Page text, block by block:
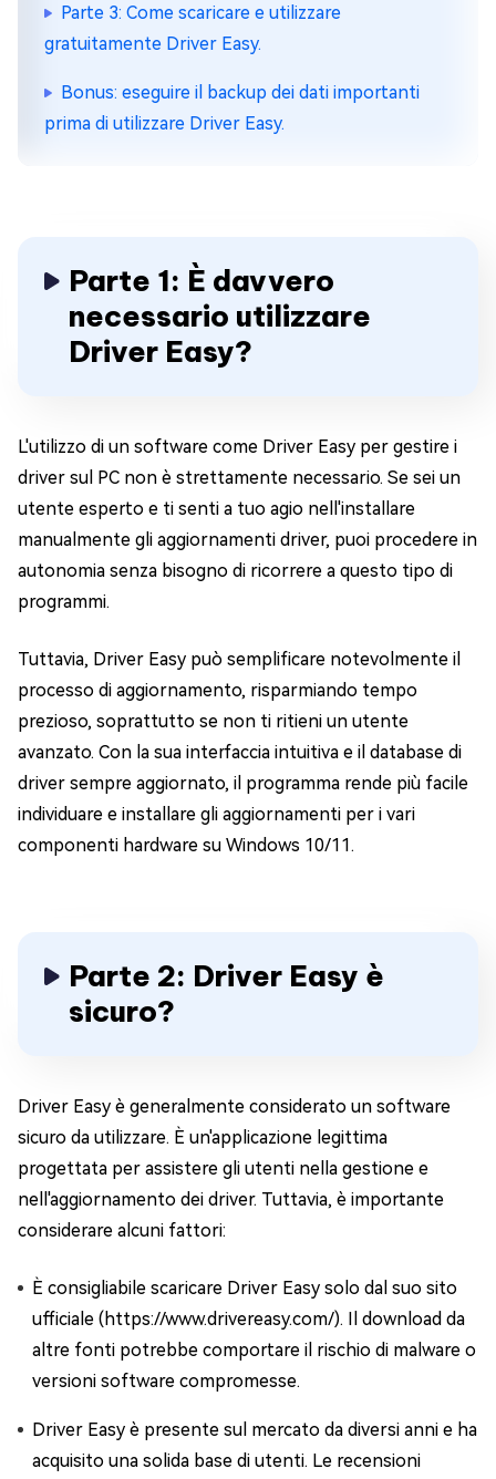
Parte 3: Come scaricare e utilizzare
gratuitamente Driver Easy.
Bonus: eseguire il backup dei dati importanti
prima di utilizzare Driver Easy.
Parte 1: È davvero
necessario utilizzare
Driver Easy?
L'utilizzo di un software come Driver Easy per gestire i
driver sul PC non è strettamente necessario. Se sei un
utente esperto e ti senti a tuo agio nell'installare
manualmente gli aggiornamenti driver, puoi procedere in
autonomia senza bisogno di ricorrere a questo tipo di
programmi.
Tuttavia, Driver Easy può semplificare notevolmente il
processo di aggiornamento, risparmiando tempo
prezioso, soprattutto se non ti ritieni un utente
avanzato. Con la sua interfaccia intuitiva e il database di
driver sempre aggiornato, il programma rende più facile
individuare e installare gli aggiornamenti per i vari
componenti hardware su Windows 10/11.
Parte 2: Driver Easy è
sicuro?
Driver Easy è generalmente considerato un software
sicuro da utilizzare. È un'applicazione legittima
progettata per assistere gli utenti nella gestione e
nell'aggiornamento dei driver. Tuttavia, è importante
considerare alcuni fattori:
È consigliabile scaricare Driver Easy solo dal suo sito
ufficiale (https://www.drivereasy.com/). Il download da
altre fonti potrebbe comportare il rischio di malware o
versioni software compromesse.
Driver Easy è presente sul mercato da diversi anni e ha
acquisito una solida base di utenti. Le recensioni